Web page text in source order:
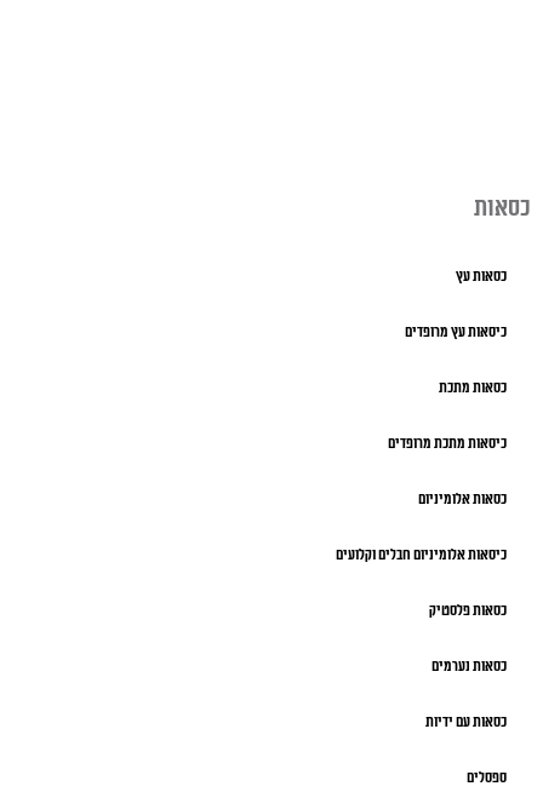
כסאות
כסאות עץ
כיסאות עץ מרופדים
כסאות מתכת
כיסאות מתכת מרופדים
כסאות אלומיניום
כיסאות אלומיניום חבלים וקלועים
כסאות פלסטיק
כסאות נערמים
כסאות עם ידיות
ספסלים